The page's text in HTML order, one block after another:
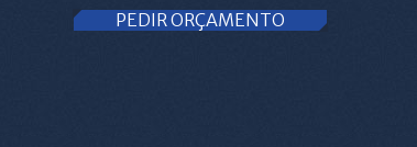
PEDIR ORÇAMENTO